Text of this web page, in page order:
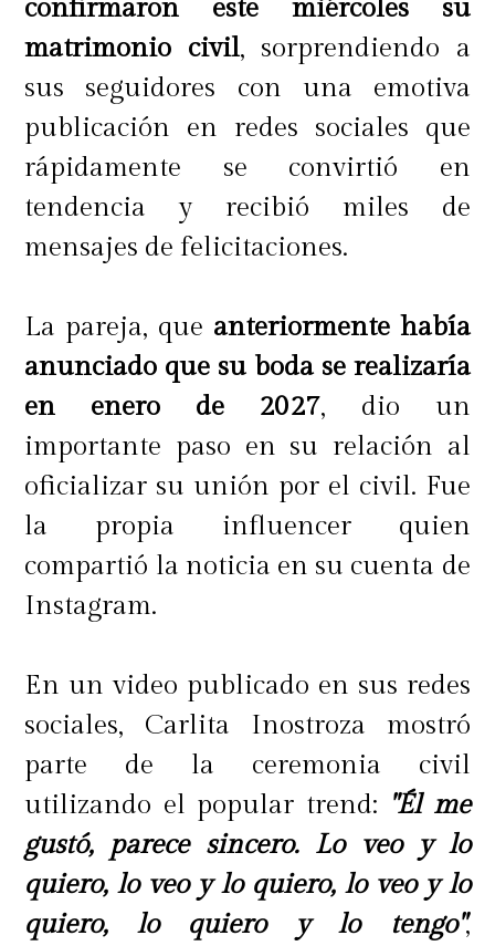
confirmaron este miércoles su
matrimonio civil, sorprendiendo a
sus seguidores con una emotiva
publicación en redes sociales que
rápidamente se convirtió en
tendencia y recibió miles de
mensajes de felicitaciones.
La pareja, que anteriormente había
anunciado que su boda se realizaría
en enero de 2027, dio un
importante paso en su relación al
oficializar su unión por el civil. Fue
la propia influencer quien
compartió la noticia en su cuenta de
Instagram.
En un video publicado en sus redes
sociales, Carlita Inostroza mostró
parte de la ceremonia civil
utilizando el popular trend: "Él me
gustó, parece sincero. Lo veo y lo
quiero, lo veo y lo quiero, lo veo y lo
quiero, lo quiero y lo tengo",